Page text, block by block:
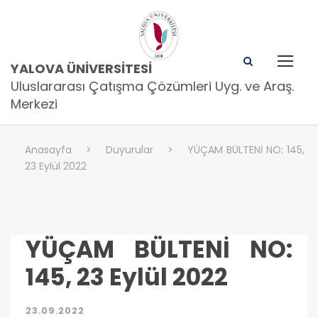
YALOVA ÜNIVERSITESI
Uluslararası Çatışma Çözümleri Uyg. ve Araş.
Merkezi
Anasayfa > Duyurular >
YÜÇAM BÜLTENİ NO: 145,
23 Eylül 2022
YÜÇAM BÜLTENİ NO:
145, 23 Eylül 2022
23.09.2022